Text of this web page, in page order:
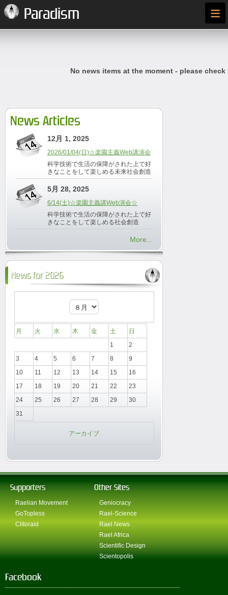
Paradism ≡
No news items at the moment - please
News Articles
12月 1, 2025
2026/01/04(日)☆楽園主義Web講演会
科学技術で生活の保障がされた上で好
きなことをして楽しめる未来社会創造
5月 28, 2025
6/14(土)☆楽園主義講Web演会☆
科学技術で生活の保障がされた上で好
きなことをして楽しめる社会創造
More...
News for 2026
月 火 水 木 金 土
日
1
2
3
4 5 6 7 8
9
10
11 12 13 14 15
16
17
18 19 20 21 22
23
24
25 26 27 28 29
30
31
アーカイブ
Supporters
Raelian Movement
GoTopless
Clitoraid
Other Sites
Geniocracy
Rael-Science
Rael News
Rael Africa
Scientific Design
Scientopolis
Facebook